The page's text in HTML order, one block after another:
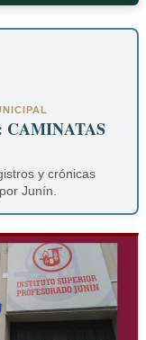
CAMINATAS
y crónicas
Junín.